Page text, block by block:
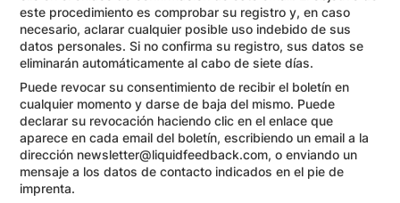
este procedimiento es comprobar su registro y, en caso
necesario, aclarar cualquier posible uso indebido de sus
datos personales. Si no confirma su registro, sus datos se
eliminarán automáticamente al cabo de siete días.
Puede revocar su consentimiento de recibir el boletín en
cualquier momento y darse de baja del mismo. Puede
declarar su revocación haciendo clic en el enlace que
aparece en cada email del boletín, escribiendo un email a la
dirección newsletter@liquidfeedback.com, o enviando un
mensaje a los datos de contacto indicados en el pie de
imprenta.